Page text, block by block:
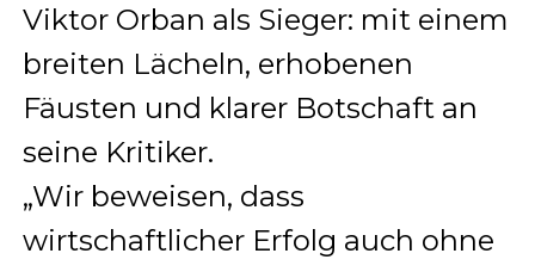
Viktor Orban als Sieger: mit einem
breiten Lächeln, erhobenen
Fäusten und klarer Botschaft an
seine Kritiker.
„Wir beweisen, dass
wirtschaftlicher Erfolg auch ohne